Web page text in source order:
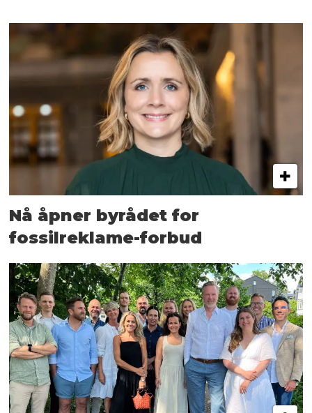
Nå åpner byrådet for
fossilreklame-forbud